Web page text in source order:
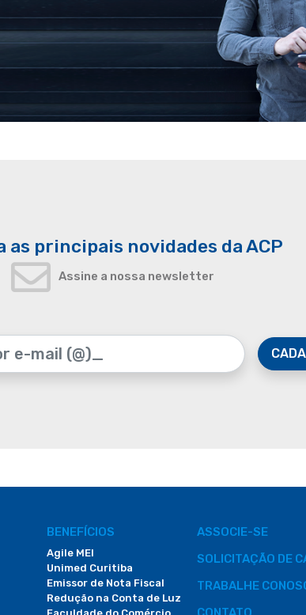
as principais novidades da ACP
Assine a nossa newsletter
BENEFÍCIOS
Agile MEI
Unimed Curitiba
Emissor de Nota Fiscal
Redução na Conta de Luz
ASSOCIE-SE
SOLICITAÇÃO DE
TRABALHE